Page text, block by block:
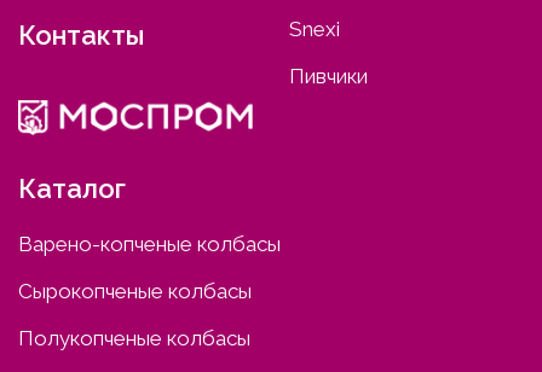
Контакты
Snexi
Пивчики
Каталог
Варено-копченые колбасы
Сырокопченые колбасы
Полукопченые колбасы